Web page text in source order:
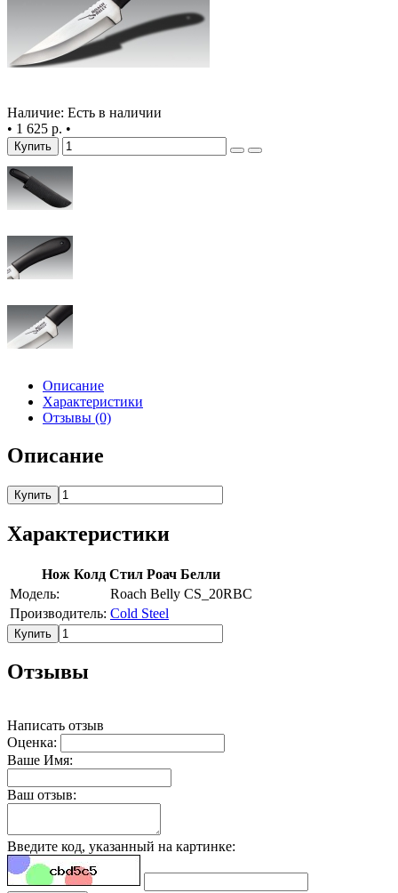
Наличие: Есть в наличии
• 1 625 р. •
Купить
Описание
Характеристики
Отзывы (0)
Описание
Купить
Характеристики
Нож Колд Стил Роач Белли
Модель:
Roach Belly CS_20RBC
Производитель: Cold Steel
Купить
Отзывы
Написать отзыв
Оценка:
Ваше Имя:
Ваш отзыв:
Введите код, указанный на картинке: